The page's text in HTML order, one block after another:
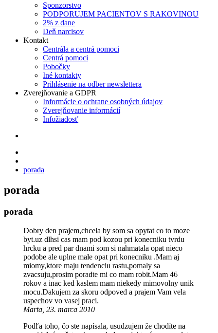
Sponzorstvo
PODPORUJEM PACIENTOV S RAKOVINOU
2% z dane
Deň narcisov
Kontakt
Centrála a centrá pomoci
Centrá pomoci
Pobočky
Iné kontakty
Prihlásenie na odber newslettera
Zverejňovanie a GDPR
Informácie o ochrane osobných údajov
Zverejňovanie informácií
Infožiadosť
porada
porada
porada
Dobry den prajem,chcela by som sa opytat co to moze
byt.uz dlhsi cas mam pod kozou pri konecniku tvrdu
hrcku a pred par dnami som si nahmatala opat nieco
podobe ale uplne male opat pri konecniku .Mam aj
miomy,ktore maju tendenciu rastu,pomaly sa
zvacsuju,prosim poradte mi co mam robit.Mam 46
rokov a inac ked kaslem mam niekedy mimovolny unik
mocu.Dakujem za skoru odpoved a prajem Vam vela
uspechov vo vasej praci.
Marta, 23. marca 2010
Podľa toho, čo ste napísala, usudzujem že chodíte na